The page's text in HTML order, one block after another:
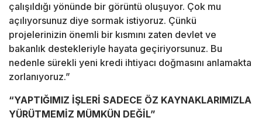
çalışıldığı yönünde bir görüntü oluşuyor. Çok mu
açılıyorsunuz diye sormak istiyoruz. Çünkü
projelerinizin önemli bir kısmını zaten devlet ve
bakanlık destekleriyle hayata geçiriyorsunuz. Bu
nedenle sürekli yeni kredi ihtiyacı doğmasını anlamakta
zorlanıyoruz.”
“YAPTIĞIMIZ İŞLERİ SADECE ÖZ KAYNAKLARIMIZLA
YÜRÜTMEMİZ MÜMKÜN DEĞİL”